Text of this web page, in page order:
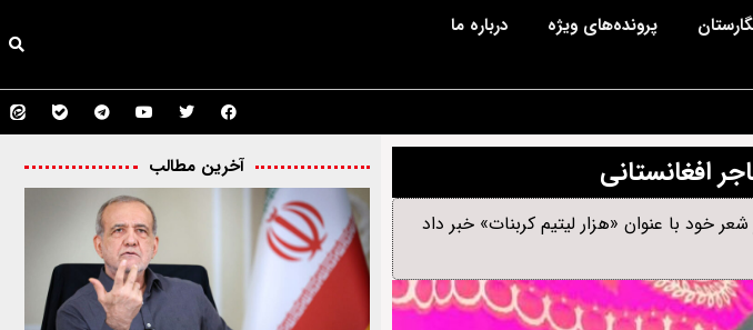
پرونده‌های ویژه درباره ما
افغانستانی
خود با عنوان «هزار لیتیم کربنات» خبر داد
آخرین مطالب